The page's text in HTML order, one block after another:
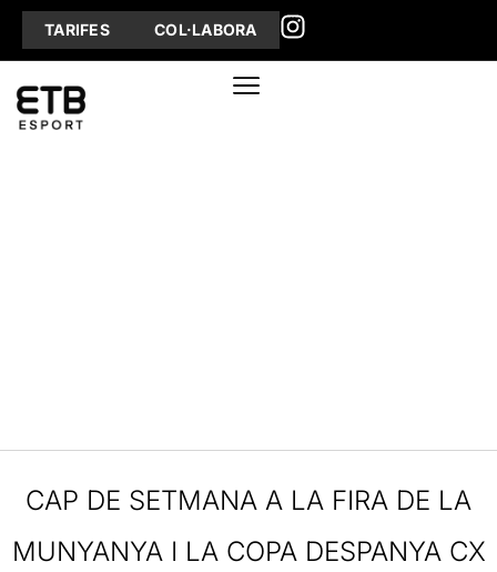
TARIFES COL·LABORA
CAP DE SETMANA A LA FIRA DE LA
MUNYANYA I LA COPA DESPANYA CX